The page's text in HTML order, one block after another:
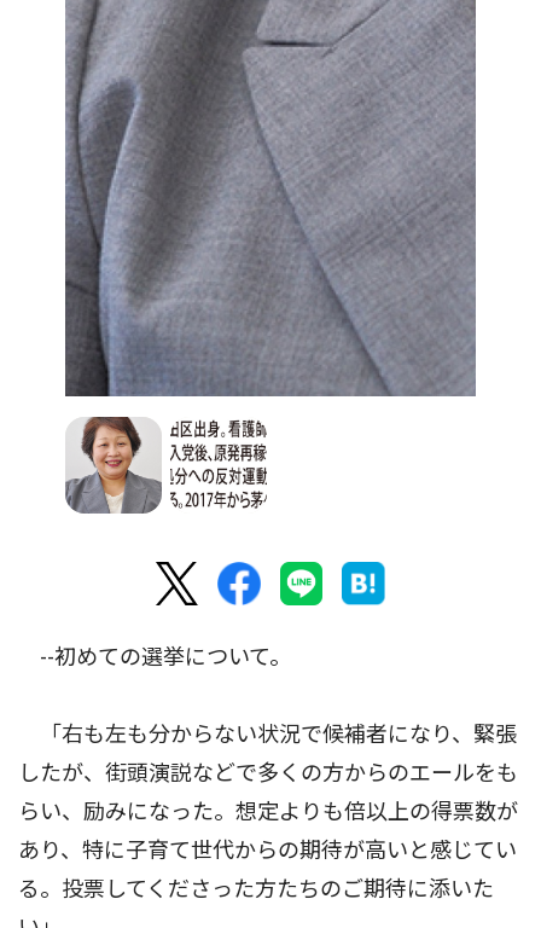
--初めての選挙について。
「右も左も分からない状況で候補者になり、緊張
したが、街頭演説などで多くの方からのエールをも
らい、励みになった。想定よりも倍以上の得票数が
あり、特に子育て世代からの期待が高いと感じてい
る。投票してくださった方たちのご期待に添いた